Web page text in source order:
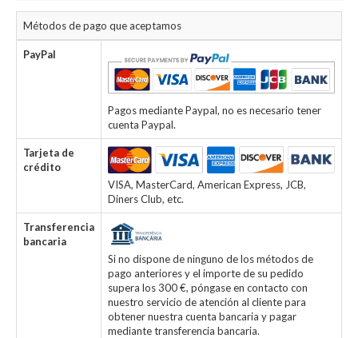
Métodos de pago que aceptamos
PayPal
Pagos mediante Paypal, no es necesario tener
cuenta Paypal.
Tarjeta de
crédito
VISA, MasterCard, American Express, JCB,
Diners Club, etc.
Transferencia
bancaria
Si no dispone de ninguno de los métodos de
pago anteriores y el importe de su pedido
supera los 300 €, póngase en contacto con
nuestro servicio de atención al cliente para
obtener nuestra cuenta bancaria y pagar
mediante transferencia bancaria.